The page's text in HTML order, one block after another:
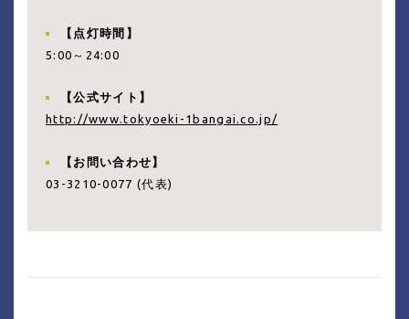
【点灯時間】
5:00～24:00
【公式サイト】
http://www.tokyoeki-1bangai.co.jp/
【お問い合わせ】
03-3210-0077 (代表)